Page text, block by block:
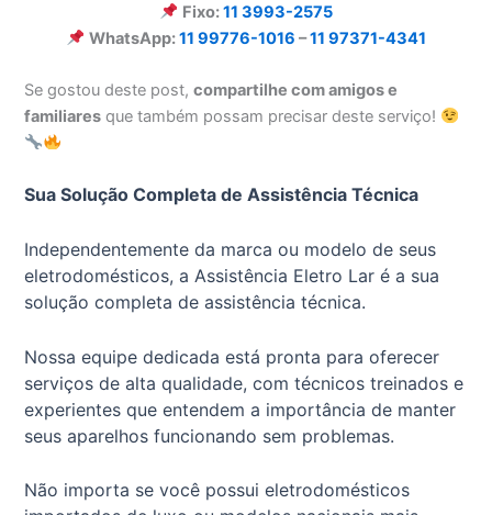
Fixo:11 3993-2575
WhatsApp:11 99776-1016 –11 97371-4341
Se gostou deste post,compartilhe com amigos e
familiares que também possam precisar deste serviço!
Sua Solução Completa de Assistência Técnica
Independentemente da marca ou modelo de seus
eletrodomésticos, a Assistência Eletro Lar é a sua
solução completa de assistência técnica.
Nossa equipe dedicada está pronta para oferecer
serviços de alta qualidade, com técnicos treinados e
experientes que entendem a importância de manter
seus aparelhos funcionando sem problemas.
Não importa se você possui eletrodomésticos